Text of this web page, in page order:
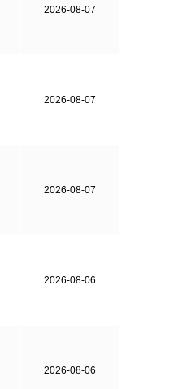
2026-08-07
2026-08-07
2026-08-07
2026-08-06
2026-08-06